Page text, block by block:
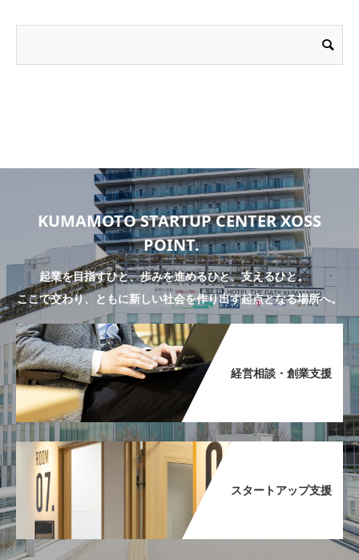
KUMAMOTO STARTUP CENTER XOSS
POINT.
起業を目指すひと、歩みを進めるひと、支えるひと。
ここで交わり、ともに新しい社会を作り出す起点となる場所へ。
経営相談・創業支援​
スタートアップ支援​